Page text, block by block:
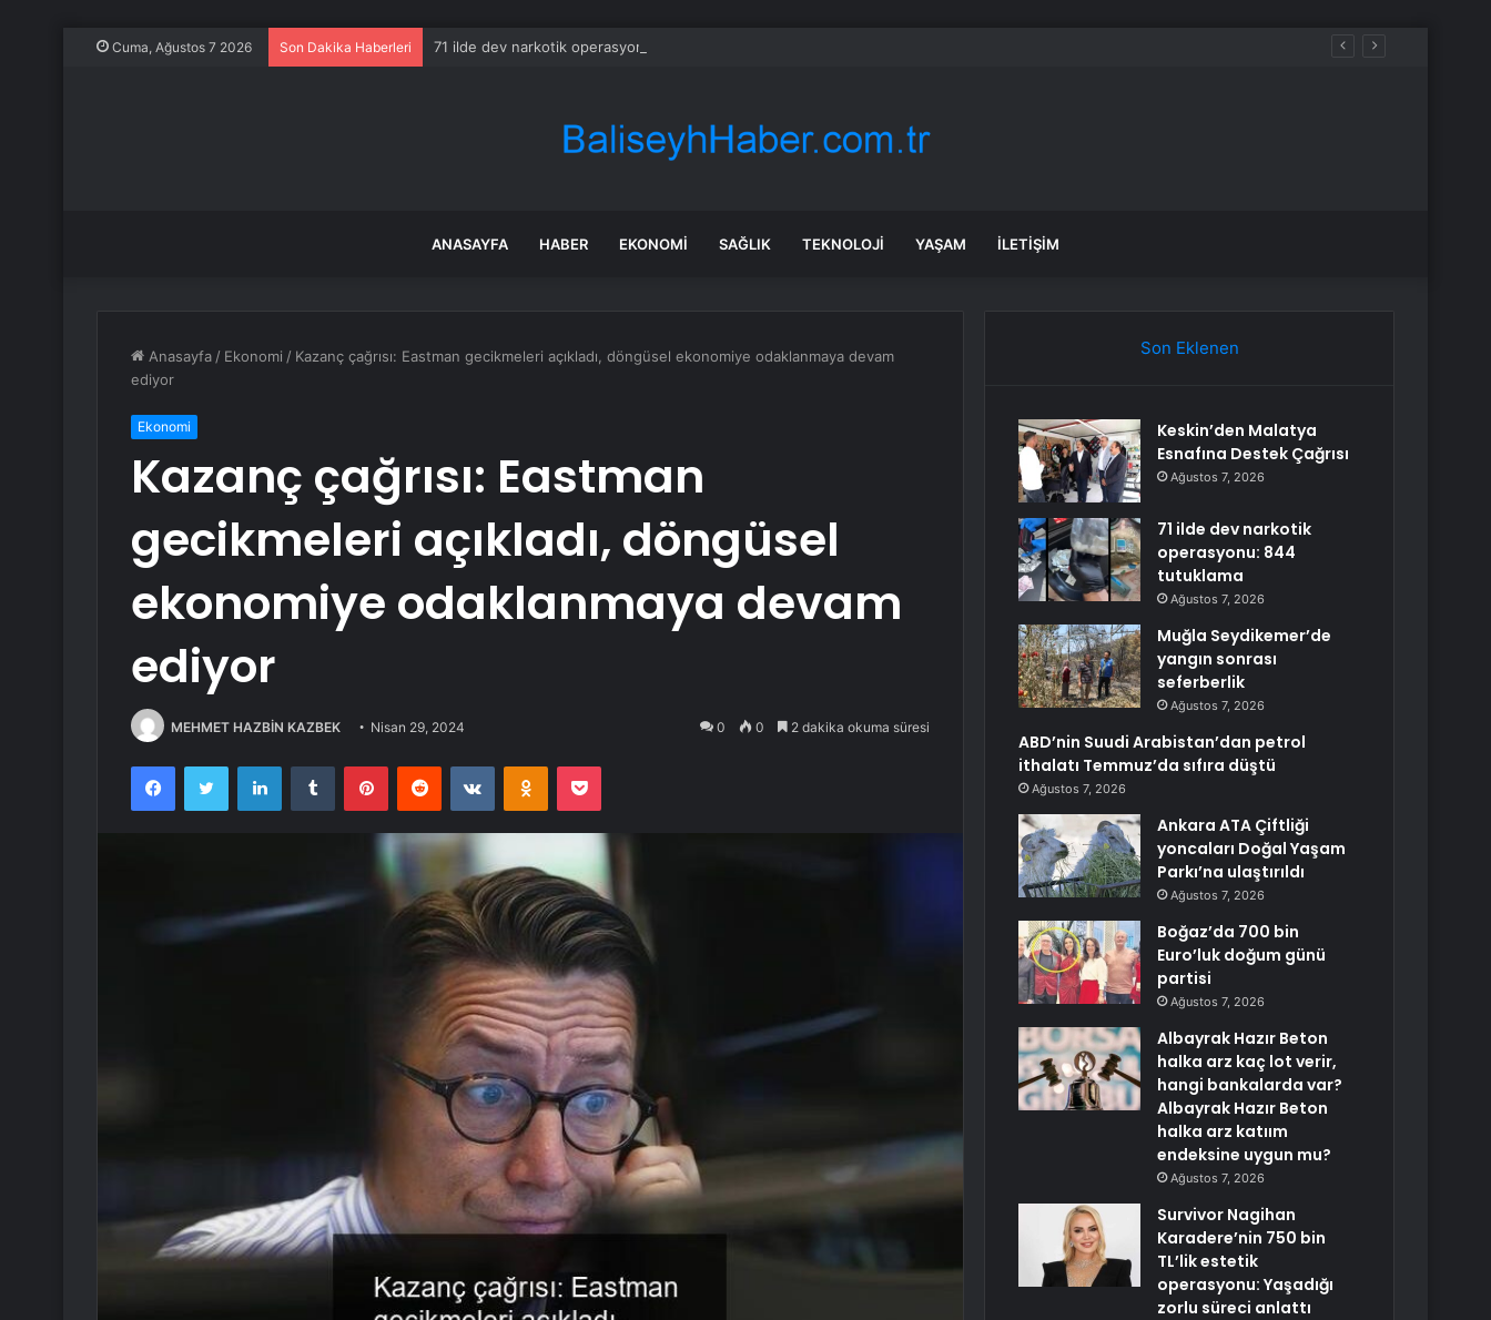
Cuma, Ağustos 7 2026 Son Dakika Haberleri 71 ilde dev narkotik operasyonu: 844 tutuklama
ANASAYFA HABER EKONOMI SAĞLIK TEKNOLOJI YAŞAM İLETIŞIM
Anasayfa / Ekonomi / Kazanç çağrısı: Eastman gecikmeleri açıkladı, döngüsel ekonomiye odaklanmaya devam
ediyor
Ekonomi
Kazanç çağrısı: Eastman
gecikmeleri açıkladı, döngüsel
ekonomiye odaklanmaya devam
ediyor
MEHMET HAZBİN KAZBEK Nisan 29, 2024 0 0 2 dakika okuma süresi
FacebookTwitter LinkedInTumblr PinterestReddit VKontakteOdnoklassniki
Pocket
Son Eklenen
Keskin’den Malatya
Esnafına Destek Çağrısı
Ağustos 7, 2026
71 ilde dev narkotik
operasyonu: 844
tutuklama
Ağustos 7, 2026
Muğla Seydikemer’de
yangın sonrası
seferberlik
Ağustos 7, 2026
ABD’nin Suudi Arabistan’dan petrol
ithalatı Temmuz’da sıfıra düştü
Ağustos 7, 2026
Ankara ATA Çiftliği
yoncaları Doğal Yaşam
Parkı’na ulaştırıldı
Ağustos 7, 2026
Boğaz’da 700 bin
Euro’luk doğum günü
partisi
Ağustos 7, 2026
Albayrak Hazır Beton
halka arz kaç lot verir,
hangi bankalarda var?
Albayrak Hazır Beton
halka arz katıım
endeksine uygun mu?
Ağustos 7, 2026
Survivor Nagihan
Karadere’nin 750 bin
TL’lik estetik
operasyonu: Yaşadığı
zorlu süreci anlattı